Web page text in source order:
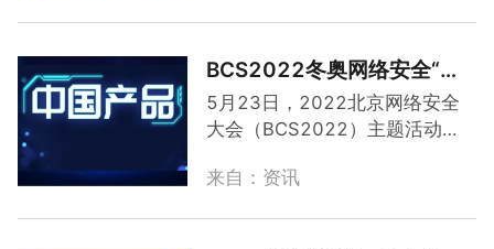
品博览会、创新大赛等七个部
分，以及“闽江夜话”“有福之州·对
话未来”等活动，采用线上线下相
结合的方式举行。
奇安信在本次数字中国峰会期间
准奇安信 网络安全
题的一系列精彩活动。
兰冬奥会的网络攻击，攻击目标
涵盖海外外交使团、冬奥相关网
站及设施，科尔蒂纳丹佩佐的奥
运酒店也未能幸免，约120个目
标受到波及。
BCS2022冬奥网络安全“零
事故”宣传周压轴：解密守
护“零事故”的“中国产品”
5月23日，2022北京网络安全
大会（BCS2022）主题活动
周暨网络安全创新产品推介会进
来自：资讯